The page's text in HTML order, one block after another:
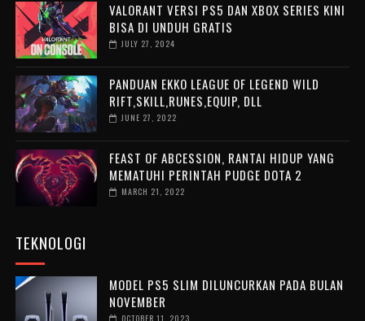
VALORANT VERSI PS5 DAN XBOX SERIES KINI
BISA DI UNDUH GRATIS
JULY 27, 2024
PANDUAN EKKO LEAGUE OF LEGEND WILD
RIFT,SKILL,RUNES,EQUIP, DLL
JUNE 27, 2022
FEAST OF ABCESSION, RANTAI HIDUP YANG
MEMATUHI PERINTAH PUDGE DOTA 2
MARCH 21, 2022
TEKNOLOGI
MODEL PS5 SLIM DILUNCURKAN PADA BULAN
NOVEMBER
OCTOBER 11, 2023